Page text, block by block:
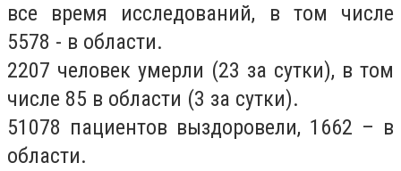
все время исследований, в том числе
5578 - в области.
2207 человек умерли (23 за сутки), в том
числе 85 в области (3 за сутки).
51078 пациентов выздоровели, 1662 – в
области.